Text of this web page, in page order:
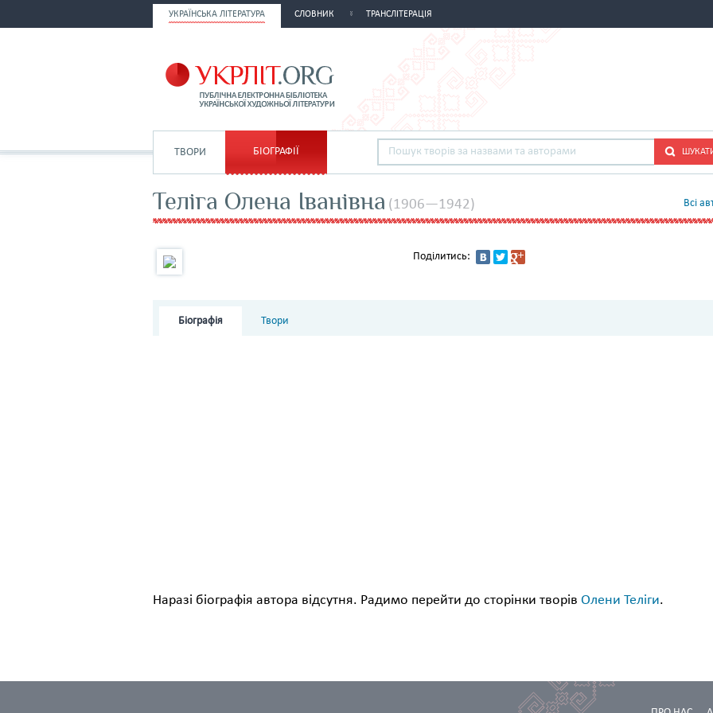
УКРАЇНСЬКА ЛІТЕРАТУРА СЛОВНИК ТРАНСЛІТЕРАЦІЯ
ТВОРИ БІОГРАФІЇ
Теліга Олена Іванівна (1906—1942) Всi
Поділитись:
Біографія Твори
Наразі біографія автора відсутня. Радимо перейти до сторінки творів Олени Теліги.